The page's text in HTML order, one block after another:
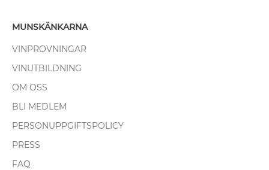
MUNSKÄNKARNA
VINPROVNINGAR
VINUTBILDNING
OM OSS
BLI MEDLEM
PERSONUPPGIFTSPOLICY
PRESS
FAQ